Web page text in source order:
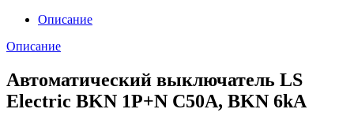
Описание
Описание
Автоматический выключатель LS
Electric BKN 1P+N C50A, BKN 6kA